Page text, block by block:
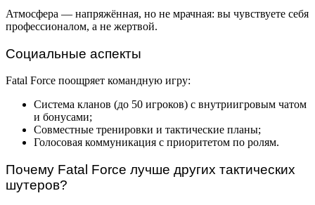
Атмосфера — напряжённая, но не мрачная: вы чувствуете себя
профессионалом, а не жертвой.
Социальные аспекты
Fatal Force поощряет командную игру:
Система кланов (до 50 игроков) с внутриигровым чатом
и бонусами;
Совместные тренировки и тактические планы;
Голосовая коммуникация с приоритетом по ролям.
Почему Fatal Force лучше других тактических
шутеров?